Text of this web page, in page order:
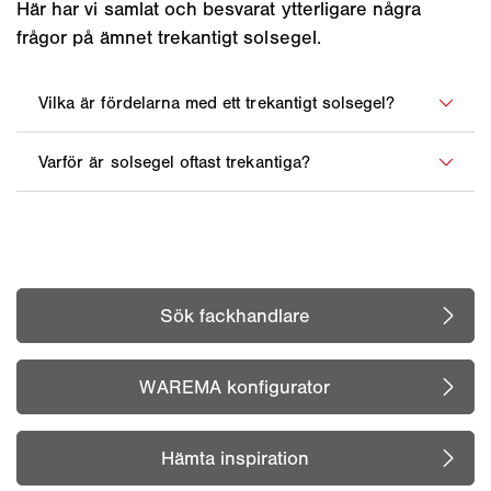
Här har vi samlat och besvarat ytterligare några
frågor på ämnet trekantigt solsegel.